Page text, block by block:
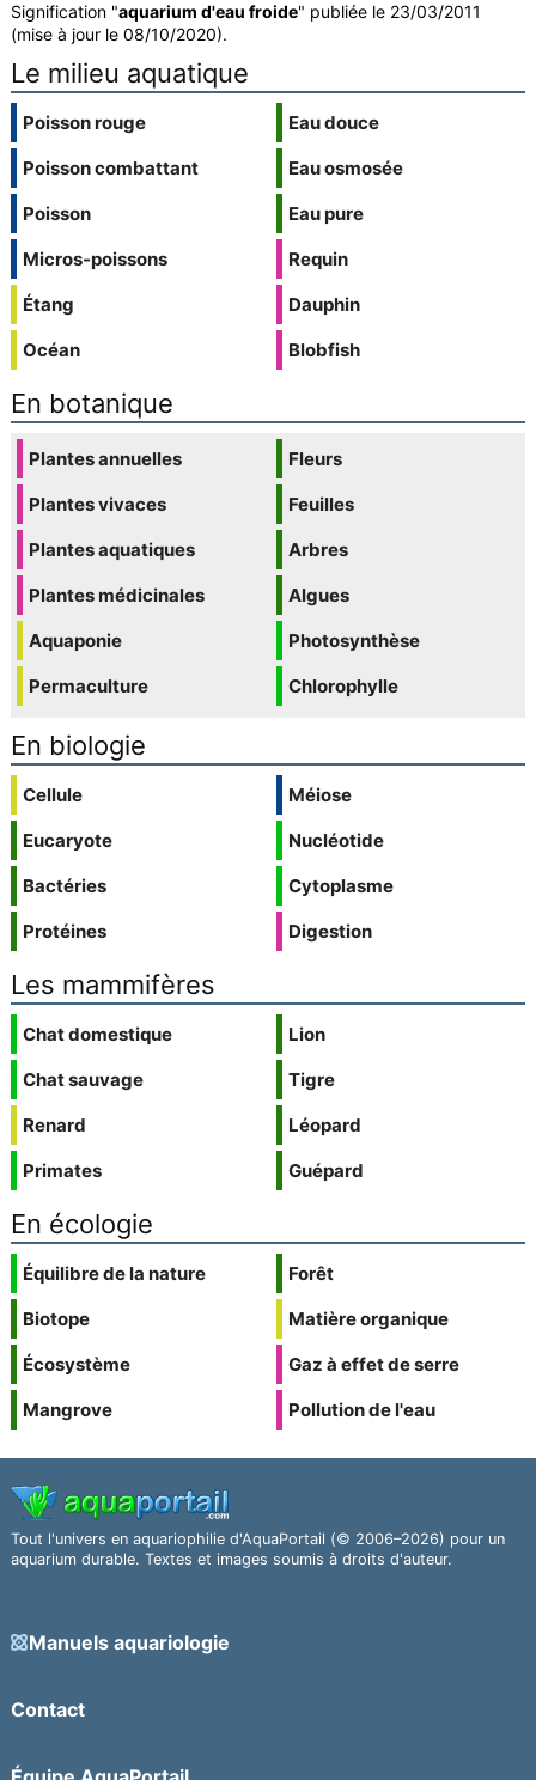
Signification "aquarium d'eau froide" publiée le 23/03/2011
(mise à jour le 08/10/2020).
Le milieu aquatique
Poisson rouge
Poisson combattant
Poisson
Micros-poissons
Étang
Océan
Eau douce
Eau osmosée
Eau pure
Requin
Dauphin
Blobfish
En botanique
Plantes annuelles
Plantes vivaces
Plantes aquatiques
Plantes médicinales
Aquaponie
Permaculture
Fleurs
Feuilles
Arbres
Algues
Photosynthèse
Chlorophylle
En biologie
Cellule
Eucaryote
Bactéries
Protéines
Méiose
Nucléotide
Cytoplasme
Digestion
Les mammifères
Chat domestique
Chat sauvage
Renard
Primates
Lion
Tigre
Léopard
Guépard
En écologie
Équilibre de la nature
Biotope
Écosystème
Mangrove
Forêt
Matière organique
Gaz à effet de serre
Pollution de l'eau
Tout l'univers en aquariophilie d'AquaPortail (© 2006–2026) pour un
aquarium durable. Textes et images soumis à droits d'auteur.
Manuels aquariologie
Contact